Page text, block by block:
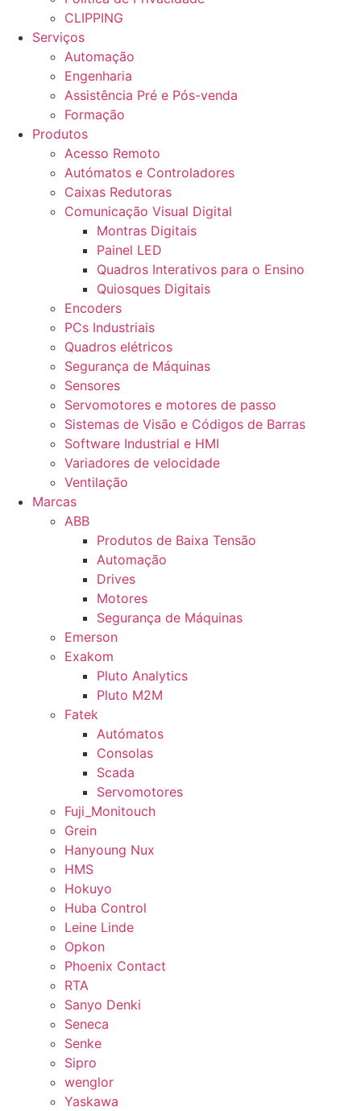
CLIPPING
Serviços
Automação
Engenharia
Assistência Pré e Pós-venda
Formação
Produtos
Acesso Remoto
Autómatos e Controladores
Caixas Redutoras
Comunicação Visual Digital
Montras Digitais
Painel LED
Quadros Interativos para o Ensino
Quiosques Digitais
Encoders
PCs Industriais
Quadros elétricos
Segurança de Máquinas
Sensores
Servomotores e motores de passo
Sistemas de Visão e Códigos de Barras
Software Industrial e HMI
Variadores de velocidade
Ventilação
Marcas
ABB
Produtos de Baixa Tensão
Automação
Drives
Motores
Segurança de Máquinas
Emerson
Exakom
Pluto Analytics
Pluto M2M
Fatek
Autómatos
Consolas
Scada
Servomotores
Fuji_Monitouch
Grein
Hanyoung Nux
HMS
Hokuyo
Huba Control
Leine Linde
Opkon
Phoenix Contact
RTA
Sanyo Denki
Seneca
Senke
Sipro
wenglor
Yaskawa